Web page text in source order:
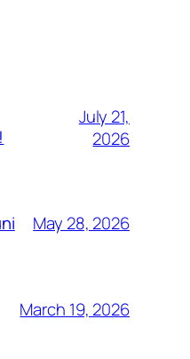
July 21,
2026
May 28, 2026
March 19, 2026